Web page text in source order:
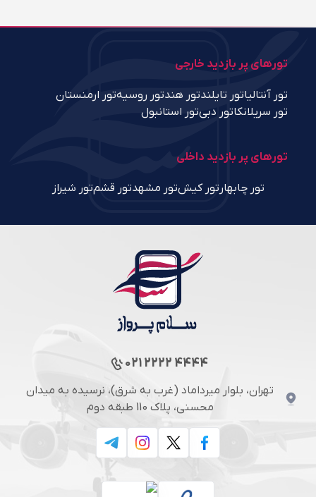
تورهای پر بازدید خارجی
تور آنتالیاتور تایلندتور هندتور روسیهتور ارمنستان
تور سریلانکاتور دبیتور استانبول
تورهای پر بازدید داخلی
تور چابهار تور کیشتور مشهدتور قشمتور شیراز
021 2222 4444
تهران، بلوار میرداماد (غرب به شرق)، نرسیده به میدان
محسنی، پلاک 110 طبقه دوم